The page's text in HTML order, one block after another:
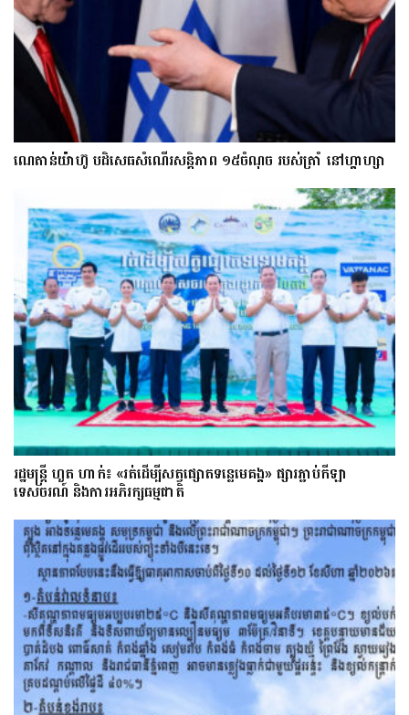
ណេតាន់យ៉ាហ៊ូ បដិសេធសំណើរសន្តិភាព ១៥ចំណុច របស់ត្រាំ នៅហ្គាហ្សា
រដ្ឋមន្ត្រី ហួត ហាក់៖ «រត់ដើម្បីសត្វផ្សោតទន្លេមេគង្គ» ផ្សារភ្ជាប់កីឡា
ទេសចរណ៍ និងការអភិរក្សធម្មជាតិ